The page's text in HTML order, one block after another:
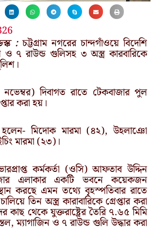
:চট্টগ্রাম নগরের চান্দগাঁওয়ে বিদেশি
ও ৭ রাউন্ড গুলিসহ ৩ অস্ত্র কারবারিকে
দিবাগত রাতে টেকবাজার পুল
করা হয়।
হলেন- মিদোক মারমা (৪২), উহলাঞো
মারমা (২৩)।
কর্মকর্তা (ওসি) আফতাব উদ্দিন
এলাকার একটি ভবনে কয়েকজন
করছে এমন তথ্যে বৃহস্পতিবার রাতে
তিন অস্ত্র কারাবারিকে গ্রেপ্তার করা
থেকে যুক্তরাষ্ট্রের তৈরি ৭.৬৫ মিমি
ম্যাগাজিন ও ৭ রাউন্ড গুলি উদ্ধার করা